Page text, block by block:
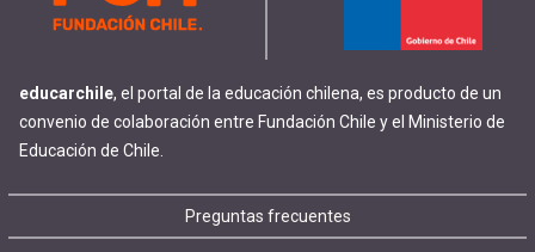
educarchile, el portal de la educación chilena, es producto de un
convenio de colaboración entre Fundación Chile y el Ministerio de
Educación de Chile.
Footer Preguntas frecuentes